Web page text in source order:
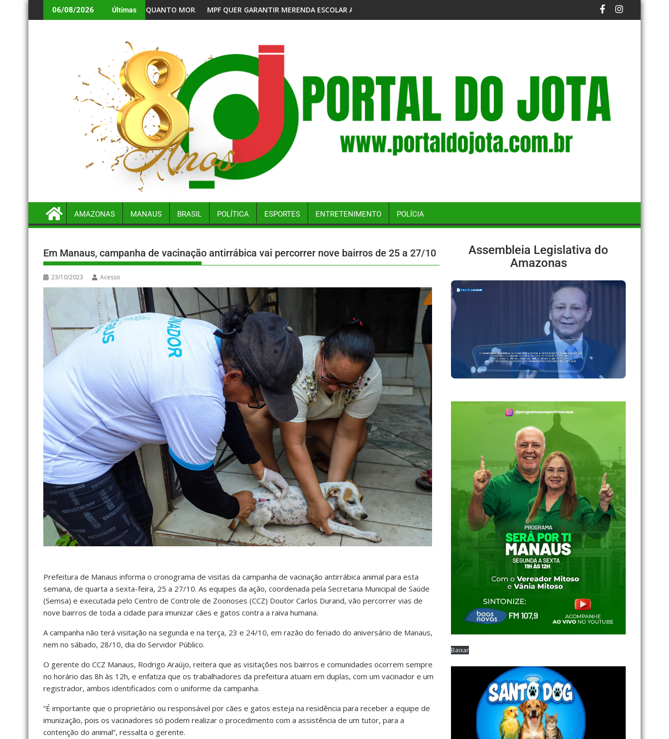
06/08/2026 Últimas
CALOR ENQUANTO MORADORES AGUARDAM NORMALIZAÇÃO DO ABASTECIMENTO
MPF QUER GARANTIR MERENDA ESCOLAR A ALUNOS DE ÁREAS MAIS VULNERÁVEISTRONCO DE ÁRVORE ATINGE IDOSO EM CASO REGISTRADO NA CAPITALCAPITAL PODE TER MAIS UM DIA DE
AMAZONAS MANAUS BRASIL POLÍTICA ESPORTES ENTRETENIMENTO POLÍCIA
Em Manaus, campanha de vacinação antirrábica vai percorrer nove bairros de 25 a 27/10
23/10/2023 Acesso
Prefeitura de Manaus informa o cronograma de visitas da campanha de vacinação antirrábica animal para esta
semana, de quarta a sexta-feira, 25 a 27/10. As equipes da ação, coordenada pela Secretaria Municipal de Saúde
(Semsa) e executada pelo Centro de Controle de Zoonoses (CCZ) Doutor Carlos Durand, vão percorrer vias de
nove bairros de toda a cidade para imunizar cães e gatos contra a raiva humana.
A campanha não terá visitação na segunda e na terça, 23 e 24/10, em razão do feriado do aniversário de Manaus,
nem no sábado, 28/10, dia do Servidor Público.
O gerente do CCZ Manaus, Rodrigo Araújo, reitera que as visitações nos bairros e comunidades ocorrem sempre
no horário das 8h às 12h, e enfatiza que os trabalhadores da prefeitura atuam em duplas, com um vacinador e um
registrador, ambos identificados com o uniforme da campanha.
“É importante que o proprietário ou responsável por cães e gatos esteja na residência para receber a equipe de
imunização, pois os vacinadores só podem realizar o procedimento com a assistência de um tutor, para a
contenção do animal”, ressalta o gerente.
Assembleia Legislativa do
Amazonas
Baixar